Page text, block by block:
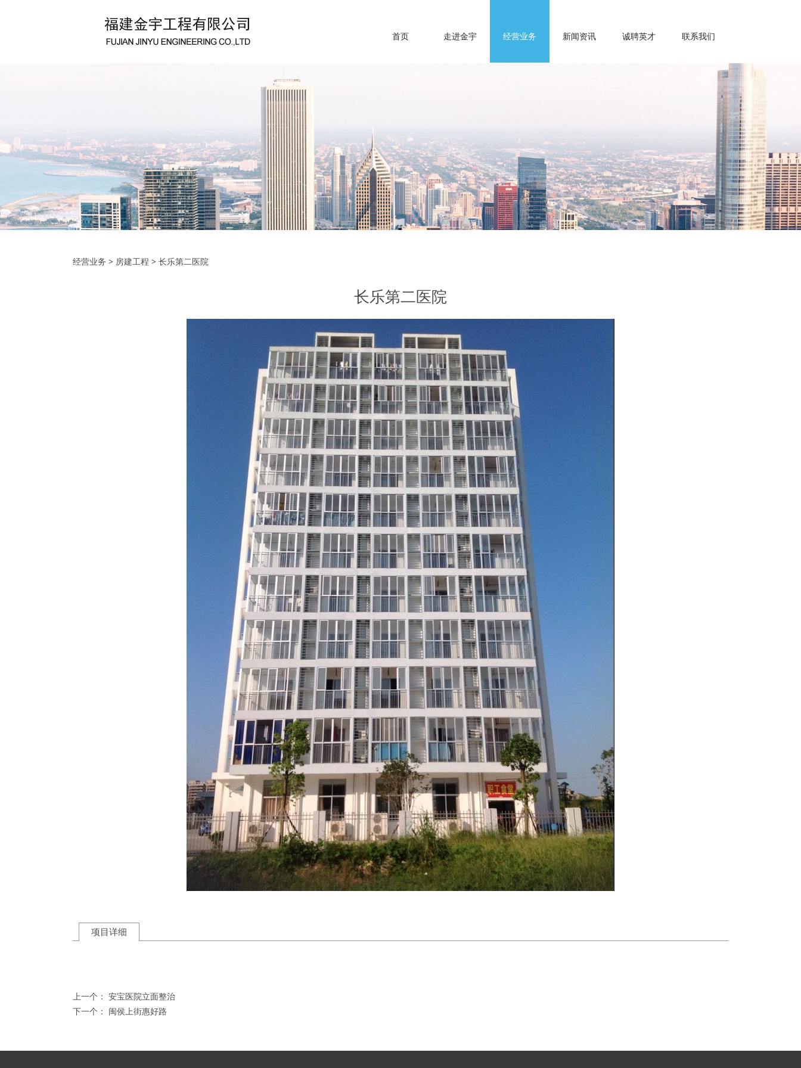
首页 走进金宇 经营业务 新闻资讯 诚聘英才 联系我们
长乐第二医院
经营业务 > 房建工程 > 长乐第二医院
长乐第二医院
项目详细
上一个： 安宝医院立面整治
下一个： 闽侯上街惠好路